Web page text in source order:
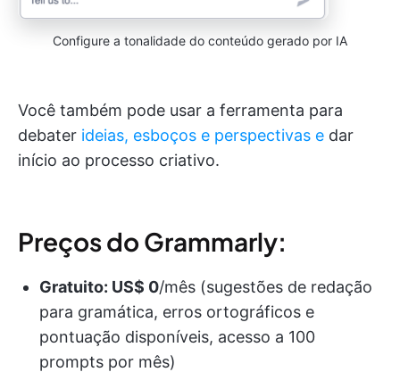
Configure a tonalidade do conteúdo gerado por IA
Você também pode usar a ferramenta para
debater ideias, esboços e perspectivas e dar
início ao processo criativo.
Preços do Grammarly:
Gratuito: US$ 0/mês (sugestões de redação
para gramática, erros ortográficos e
pontuação disponíveis, acesso a 100
prompts por mês)